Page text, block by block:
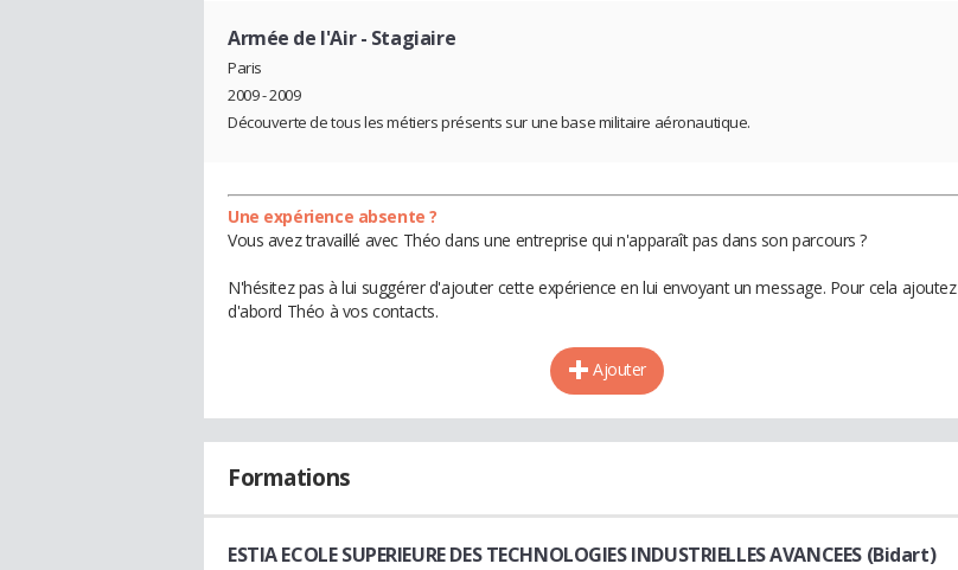
Armée de l'Air- Stagiaire
Paris
2009 - 2009
Découverte de tous les métiers présents sur une base militaire aéronautique.
Une expérience absente ?
Vous avez travaillé avec Théo dans une entreprise qui n'apparaît pas dans son parcours ?
N'hésitez pas à lui suggérer d'ajouter cette expérience en lui envoyant un message. Pour cela ajoutez
d'abord Théo à vos contacts.
Ajouter
Formations
ESTIA ECOLE SUPERIEURE DES TECHNOLOGIES INDUSTRIELLES AVANCEES (Bidart)